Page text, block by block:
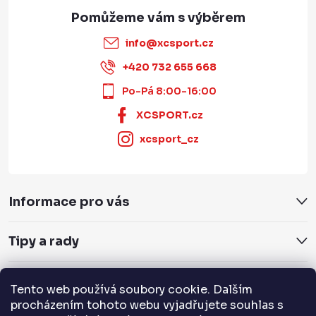
Tento web používá soubory cookie. Dalším
procházením tohoto webu vyjadřujete souhlas s
info@xcsport.cz
+420 732 655 668
Po-Pá 8:00-16:00
XCSPORT.cz
xcsport_cz
Informace pro vás
Tipy a rady
Servis a služby